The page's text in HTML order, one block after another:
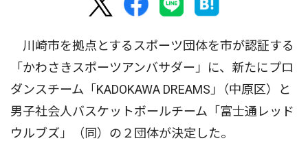
川崎市を拠点とするスポーツ団体を市が認証する
「かわさきスポーツアンバサダー」に、新たにプロ
ダンスチーム「KADOKAWA DREAMS｣（中原区）と
男子社会人バスケットボールチーム「富士通レッド
ウルブズ」（同）の２団体が決定した。